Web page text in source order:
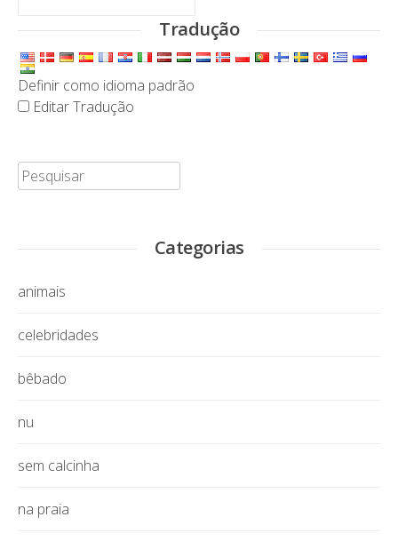
de
Posts
Tradução
Definir como idioma padrão
Editar Tradução
Pesquisar:
Categorias
animais
celebridades
bêbado
nu
sem calcinha
na praia